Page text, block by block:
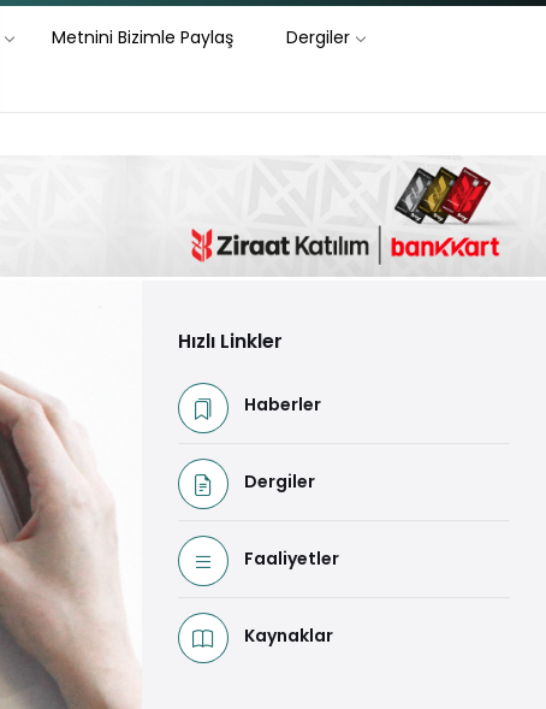
Metnini Bizimle Paylaş Dergiler
Hızlı Linkler
Haberler
Dergiler
Faaliyetler
Kaynaklar